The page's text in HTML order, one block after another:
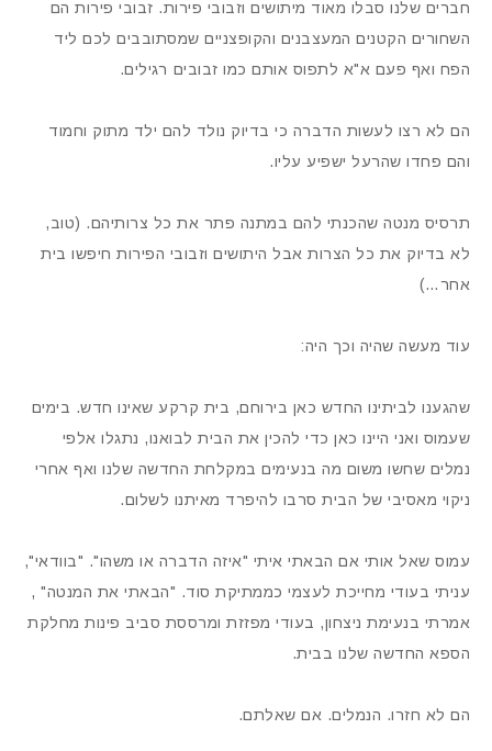
חברים שלנו סבלו מאוד מיתושים וזבובי פירות. זבובי פירות הם
השחורים הקטנים המעצבנים והקופצניים שמסתובבים לכם ליד
הפח ואף פעם א"א לתפוס אותם כמו זבובים רגילים.
הם לא רצו לעשות הדברה כי בדיוק נולד להם ילד מתוק וחמוד
והם פחדו שהרעל ישפיע עליו.
תרסיס מנטה שהכנתי להם במתנה פתר את כל צרותיהם. (טוב,
לא בדיוק את כל הצרות אבל היתושים וזבובי הפירות חיפשו בית
אחר…)
עוד מעשה שהיה וכך היה:
שהגענו לביתינו החדש כאן בירוחם, בית קרקע שאינו חדש. בימים
שעמוס ואני היינו כאן כדי להכין את הבית לבואנו, נתגלו אלפי
נמלים שחשו משום מה בנעימים במקלחת החדשה שלנו ואף אחרי
ניקוי מאסיבי של הבית סרבו להיפרד מאיתנו לשלום.
עמוס שאל אותי אם הבאתי איתי "איזה הדברה או משהו". "בוודאי",
עניתי בעודי מחייכת לעצמי כממתיקת סוד. "הבאתי את המנטה" ,
אמרתי בנעימת ניצחון, בעודי מפזזת ומרססת סביב פינות מחלקת
הספא החדשה שלנו בבית.
הם לא חזרו. הנמלים. אם שאלתם.